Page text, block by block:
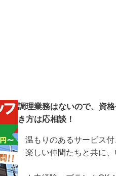
調理業務はないので、
き方は応相談！